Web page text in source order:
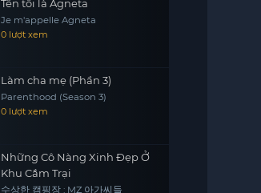
Tên tôi là Agneta
Je m'appelle Agneta
0 lượt xem
Làm cha mẹ (Phần 3)
Parenthood (Season 3)
0 lượt xem
Những Cô Nàng Xinh Đẹp Ở
Khu Cắm Trại
수상한 캠핑장 : MZ 아가씨들